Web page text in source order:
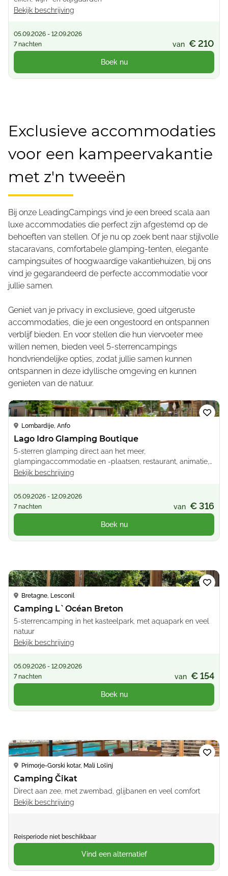
Bekijk beschrijving
05.09.2026 - 12.09.2026
7 nachten
van € 210
Boek nu
Exclusieve accommodaties
voor een kampeervakantie
met z'n tweeën
Bij onze LeadingCampings vind je een breed scala aan
luxe accommodaties die perfect zijn afgestemd op de
behoeften van stellen. Of je nu op zoek bent naar stijlvolle
stacaravans, comfortabele glamping-tenten, elegante
campingsuites of hoogwaardige vakantiehuizen, bij ons
vind je gegarandeerd de perfecte accommodatie voor
jullie samen.
Geniet van je privacy in exclusieve, goed uitgeruste
accommodaties, die je een ongestoord en ontspannen
verblijf bieden. En voor stellen die hun viervoeter mee
willen nemen, bieden veel 5-sterrencampings
hondvriendelijke opties, zodat jullie samen kunnen
ontspannen in deze idyllische omgeving en kunnen
genieten van de natuur.
Loading...
Lombardije, Anfo
Lago Idro Glamping Boutique
5-sterren glamping direct aan het meer,
glampingaccommodatie en -plaatsen, restaurant, animatie,
zwembad, glijbaan
Bekijk beschrijving
05.09.2026 - 12.09.2026
7 nachten
van € 316
Boek nu
Loading...
Bretagne, Lesconil
Camping L`Océan Breton
5-sterrencamping in het kasteelpark, met aquapark en veel
natuur
Bekijk beschrijving
05.09.2026 - 12.09.2026
7 nachten
van € 154
Boek nu
Loading...
Primorje-Gorski kotar, Mali Lošinj
Camping Čikat
Direct aan zee, met zwembad, glijbanen en veel comfort
Bekijk beschrijving
Reisperiode niet beschikbaar
Vind een alternatief